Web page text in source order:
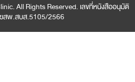
All Rights Reserved. เลขที่หนังสืออนุมัติ
สพ.สบส.5105/2566